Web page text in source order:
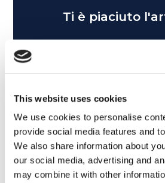
This website uses cookies
We use cookies to personalise
provide social media features and
We also share information about
our social media, advertising and
may combine it with other
Ti è piaciuto
Non perderti più nulla da My
ultime news - consigli -